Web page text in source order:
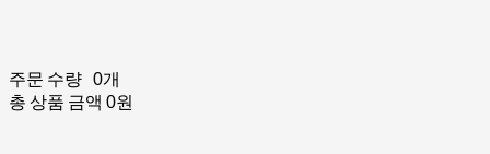
주문 수량
0개
총 상품 금액 0원